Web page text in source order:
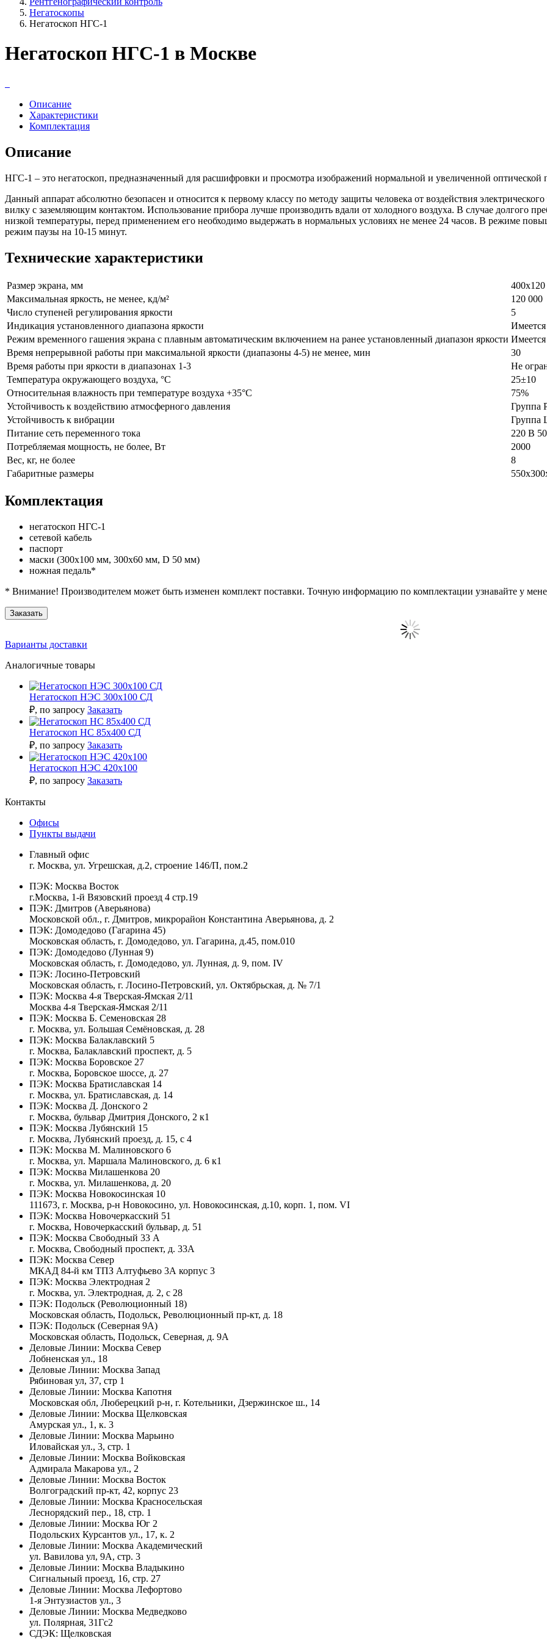
Негатоскопы
Негатоскоп НГС-1
Негатоскоп НГС-1 в Москве
Описание
Характеристики
Комплектация
Описание
НГС-1 – это негатоскоп, предназначенный для расшифровки и просмотра изображений нормальной и увеличенной оптической
Данный аппарат абсолютно безопасен и относится к первому классу по методу защиты человека от воздействия
вилку с заземляющим контактом. Использование прибора лучше производить вдали от холодного воздуха. В случае долгого
низкой температуры, перед применением его необходимо выдержать в нормальных условиях не менее 24 часов. В режиме
режим паузы на 10-15 минут.
Технические характеристики
Размер экрана, мм
400х120
Максимальная яркость, не менее, кд/м²
120 000
Число ступеней регулирования яркости
5
Индикация установленного диапазона яркости
Имеется
Режим временного гашения экрана с плавным автоматическим включением на ранее установленный диапазон яркости Имеется
Время непрерывной работы при максимальной яркости (диапазоны 4-5) не менее, мин
30
Время работы при яркости в диапазонах 1-3
Не
Температура окружающего воздуха, °С
25±10
Относительная влажность при температуре воздуха +35°С
75%
Устойчивость к воздействию атмосферного давления
Группа
Устойчивость к вибрации
Группа
Питание сеть переменного тока
220 В
Потребляемая мощность, не более, Вт
2000
Вес, кг, не более
8
Габаритные размеры
Комплектация
негатоскоп НГС-1
сетевой кабель
паспорт
маски (300х100 мм, 300х60 мм, D 50 мм)
ножная педаль*
* Внимание! Производителем может быть изменен комплект поставки. Точную информацию по комплектации узнавайте у
Заказать
Варианты доставки
Аналогичные товары
Негатоскоп НЭС 300х100 СД
₽, по запросу Заказать
Негатоскоп НС 85х400 СД
₽, по запросу Заказать
Негатоскоп НЭС 420х100
₽, по запросу Заказать
Контакты
Офисы
Пункты выдачи
Главный офис
г. Москва, ул. Угрешская, д.2, строение 146/П, пом.2
ПЭК: Москва Восток
г.Москва, 1-й Вязовский проезд 4 стр.19
ПЭК: Дмитров (Аверьянова)
Московской обл., г. Дмитров, микрорайон Константина Аверьянова, д. 2
ПЭК: Домодедово (Гагарина 45)
Московская область, г. Домодедово, ул. Гагарина, д.45, пом.010
ПЭК: Домодедово (Лунная 9)
Московская область, г. Домодедово, ул. Лунная, д. 9, пом. IV
ПЭК: Лосино-Петровский
Московская область, г. Лосино-Петровский, ул. Октябрьская, д. № 7/1
ПЭК: Москва 4-я Тверская-Ямская 2/11
Москва 4-я Тверская-Ямская 2/11
ПЭК: Москва Б. Семеновская 28
г. Москва, ул. Большая Семёновская, д. 28
ПЭК: Москва Балаклавский 5
г. Москва, Балаклавский проспект, д. 5
ПЭК: Москва Боровское 27
г. Москва, Боровское шоссе, д. 27
ПЭК: Москва Братиславская 14
г. Москва, ул. Братиславская, д. 14
ПЭК: Москва Д. Донского 2
г. Москва, бульвар Дмитрия Донского, 2 к1
ПЭК: Москва Лубянский 15
г. Москва, Лубянский проезд, д. 15, с 4
ПЭК: Москва М. Малиновского 6
г. Москва, ул. Маршала Малиновского, д. 6 к1
ПЭК: Москва Милашенкова 20
г. Москва, ул. Милашенкова, д. 20
ПЭК: Москва Новокосинская 10
111673, г. Москва, р-н Новокосино, ул. Новокосинская, д.10, корп. 1, пом. VI
ПЭК: Москва Новочеркасский 51
г. Москва, Новочеркасский бульвар, д. 51
ПЭК: Москва Свободный 33 А
г. Москва, Свободный проспект, д. 33А
ПЭК: Москва Север
МКАД 84-й км ТПЗ Алтуфьево 3А корпус 3
ПЭК: Москва Электродная 2
г. Москва, ул. Электродная, д. 2, с 28
ПЭК: Подольск (Революционный 18)
Московская область, Подольск, Революционный пр-кт, д. 18
ПЭК: Подольск (Северная 9А)
Московская область, Подольск, Северная, д. 9А
Деловые Линии: Москва Север
Лобненская ул., 18
Деловые Линии: Москва Запад
Рябиновая ул, 37, стр 1
Деловые Линии: Москва Капотня
Московская обл, Люберецкий р-н, г. Котельники, Дзержинское ш., 14
Деловые Линии: Москва Щелковская
Амурская ул., 1, к. 3
Деловые Линии: Москва Марьино
Иловайская ул., 3, стр. 1
Деловые Линии: Москва Войковская
Адмирала Макарова ул., 2
Деловые Линии: Москва Восток
Волгоградский пр-кт, 42, корпус 23
Деловые Линии: Москва Красносельская
Леснорядский пер., 18, стр. 1
Деловые Линии: Москва Юг 2
Подольских Курсантов ул., 17, к. 2
Деловые Линии: Москва Академический
ул. Вавилова ул, 9А, стр. 3
Деловые Линии: Москва Владыкино
Сигнальный проезд, 16, стр. 27
Деловые Линии: Москва Лефортово
1-я Энтузиастов ул., 3
Деловые Линии: Москва Медведково
ул. Полярная, 31Гс2
СДЭК: Щелковская